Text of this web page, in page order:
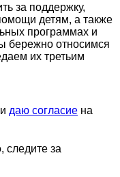
за поддержку,
детям, а также
программах и
бережно относимся
их третьим
и даю согласие на
следите за